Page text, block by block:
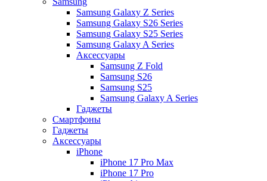
Samsung Galaxy Z Series
Samsung Galaxy S26 Series
Samsung Galaxy S25 Series
Samsung Galaxy A Series
Аксессуары
Samsung Z Fold
Samsung S26
Samsung S25
Samsung Galaxy A Series
Гаджеты
Смартфоны
Гаджеты
Аксессуары
iPhone
iPhone 17 Pro Max
iPhone 17 Pro